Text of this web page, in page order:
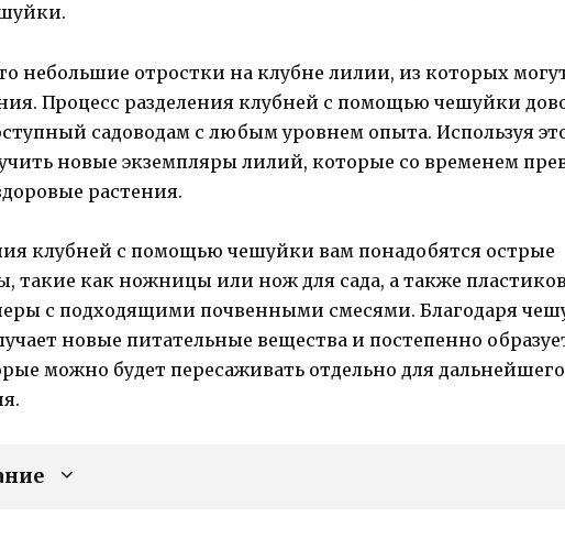
небольшие отростки на клубне лилии, из которых
Процесс разделения клубней с помощью чешуйки
садоводам с любым уровнем опыта. Используя
новые экземпляры лилий, которые со временем
растения.
клубней с помощью чешуйки вам понадобятся острые
такие как ножницы или нож для сада, а также
с подходящими почвенными смесями. Благодаря
новые питательные вещества и постепенно
можно будет пересаживать отдельно для дальнейшего